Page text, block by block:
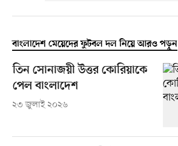
বাংলাদেশ মেয়েদের ফুটবল দল নিয়ে আরও পড়ুন
তিন সোনাজয়ী উত্তর কোরিয়াকে
পেল বাংলাদেশ
২৩ জুলাই ২০২৬